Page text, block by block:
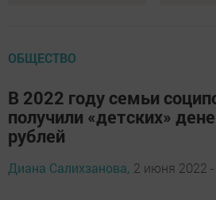
ОБЩЕСТВО
В 2022 году семьи
получили «детских»
рублей
Диана Салихзанова, 2 июня 2022 -